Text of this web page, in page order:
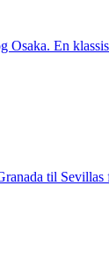
En
til